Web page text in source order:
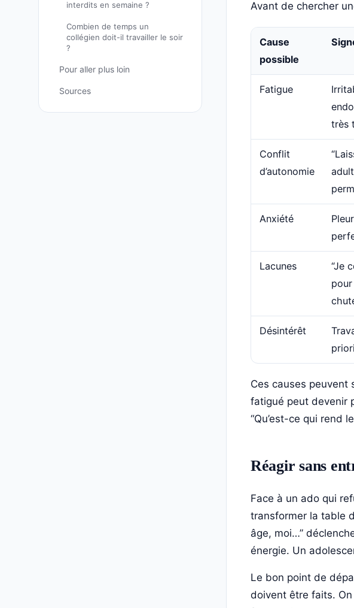
interdits en semaine ?
Combien de temps un
collégien doit-il travailler le soir
?
Pour aller plus loin
Sources
Avant de chercher
Cause
possible
Fatigue
très
Conflit
d’autonomie
Anxiété
Lacunes
“Je
Désintérêt
Ces causes peuvent
fatigué peut devenir
“Qu’est-ce qui rend
Réagir sans
Face à un ado qui
transformer la table
âge, moi…”
énergie. Un
Le bon point de
doivent être faits. On